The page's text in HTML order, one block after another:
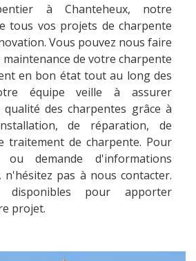
à Chanteheux, notre
tous vos projets de charpente
Vous pouvez nous faire
de votre charpente
en bon état tout au long des
équipe veille à assurer
qualité des charpentes grâce à
de réparation, de
traitement de charpente. Pour
demande d'informations
n'hésitez pas à nous contacter.
disponibles pour apporter
projet.